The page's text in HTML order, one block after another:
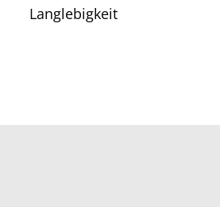
w
a
Langlebigkeit